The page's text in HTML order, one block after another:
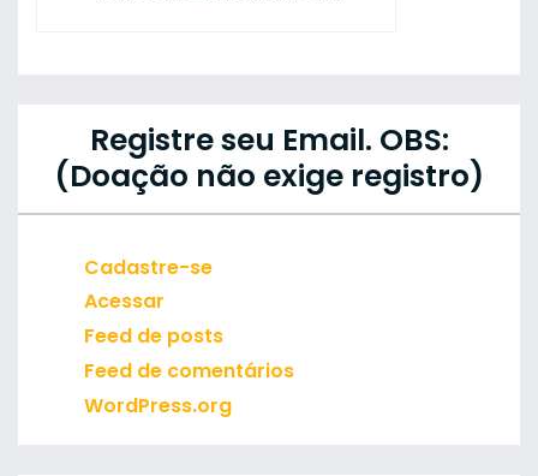
Registre seu Email. OBS:
(Doação não exige registro)
Cadastre-se
Acessar
Feed de posts
Feed de comentários
WordPress.org